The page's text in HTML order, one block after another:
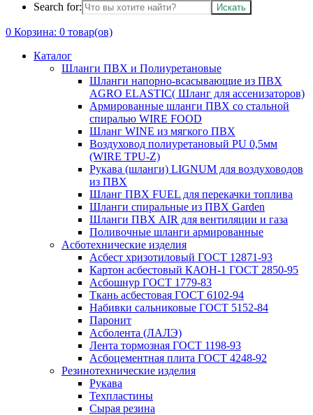
Search for:
0 Корзина: 0 товар(ов)
Каталог
Шланги ПВХ и Полиуретановые
Шланги напорно-всасывающие из ПВХ
AGRO ELASTIC( Шланг для ассенизаторов)
Армированные шланги ПВХ со стальной
спиралью WIRE FOOD
Шланг WINE из мягкого ПВХ
Воздуховод полиуретановый PU 0,5мм
(WIRE TPU-Z)
Рукава (шланги) LIGNUM для воздуховодов
из ПВХ
Шланг ПВХ FUEL для перекачки топлива
Шланги спиральные из ПВХ Garden
Шланги ПВХ AIR для вентиляции и газа
Поливочные шланги армированные
Асботехнические изделия
Асбест хризотиловый ГОСТ 12871-93
Картон aсбестовый КАОН-1 ГОСТ 2850-95
Асбошнур ГОСТ 1779-83
Ткань асбестовая ГОСТ 6102-94
Набивки сальниковые ГОСТ 5152-84
Паронит
Асболента (ЛАЛЭ)
Лента тормозная ГОСТ 1198-93
Асбоцементная плита ГОСТ 4248-92
Резинотехнические изделия
Рукава
Техпластины
Сырая резина